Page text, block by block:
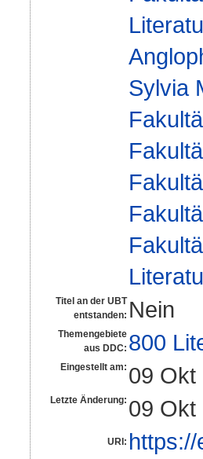
Sylvia
Titel an der UBT
entstanden: Nein
Themengebiete
aus DDC: 800
Eingestellt am: 09 Okt
Letzte Änderung: 09 Okt
URI: